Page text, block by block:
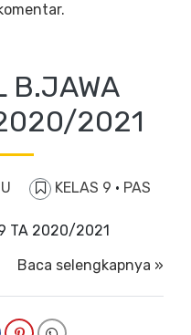
B.JAWA
2021
KELAS 9 · PAS
TA 2020/2021
Baca selengkapnya »